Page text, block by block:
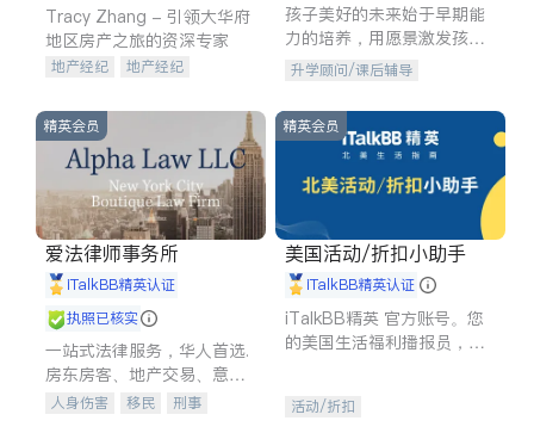
Tracy Zhang - 引领大华府
地区房产之旅的资深专家
地产经纪
地产经纪
商铺租售
孩子美好的未来始于早期能
力的培养，用愿景激发孩子
的学习潜力和动力。理念：
拥有成长型心态是成功的基
石。
升学顾问/课后辅导
精英会员
爱法律师事务所
iTalkBB精英认证
执照已核实
一站式法律服务，华人首选.
房东房客、地产交易、意外
伤害、车祸重伤、商业诉
人身伤害 移民
刑事
精英会员
美国活动/折扣小助手
iTalkBB精英认证
iTalkBB精英 官方账号。您
的美国生活福利播报员，精
专属福利。
活动/折扣